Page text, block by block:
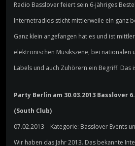
Radio Basslover feiert sein 6-jähriges
Internetradios sticht mittlerweile ein ganz
Ganz klein angefangen hat es und ist
elektronischen Musikszene, bei nationalen
Labels und auch Zuhörern ein Begriff. Das
Party Berlin am 30.03.2013 Basslover
(South Club)
07.02.2013 – Kategorie: Basslover Events
Wir haben das Jahr 2013. Das bekannte